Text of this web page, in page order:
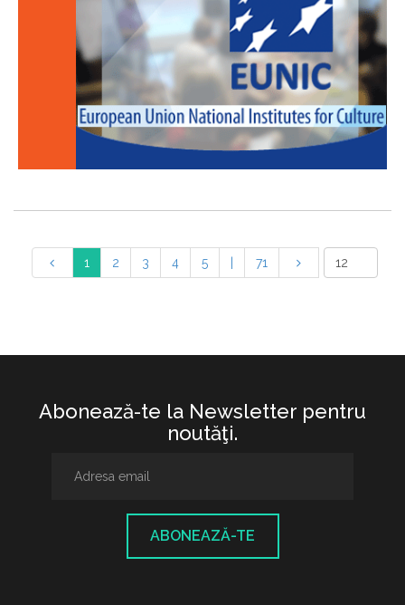
1 2 3 4 5 71
Abonează-te la Newsletter pentru
noutăţi.
ABONEAZĂ-TE